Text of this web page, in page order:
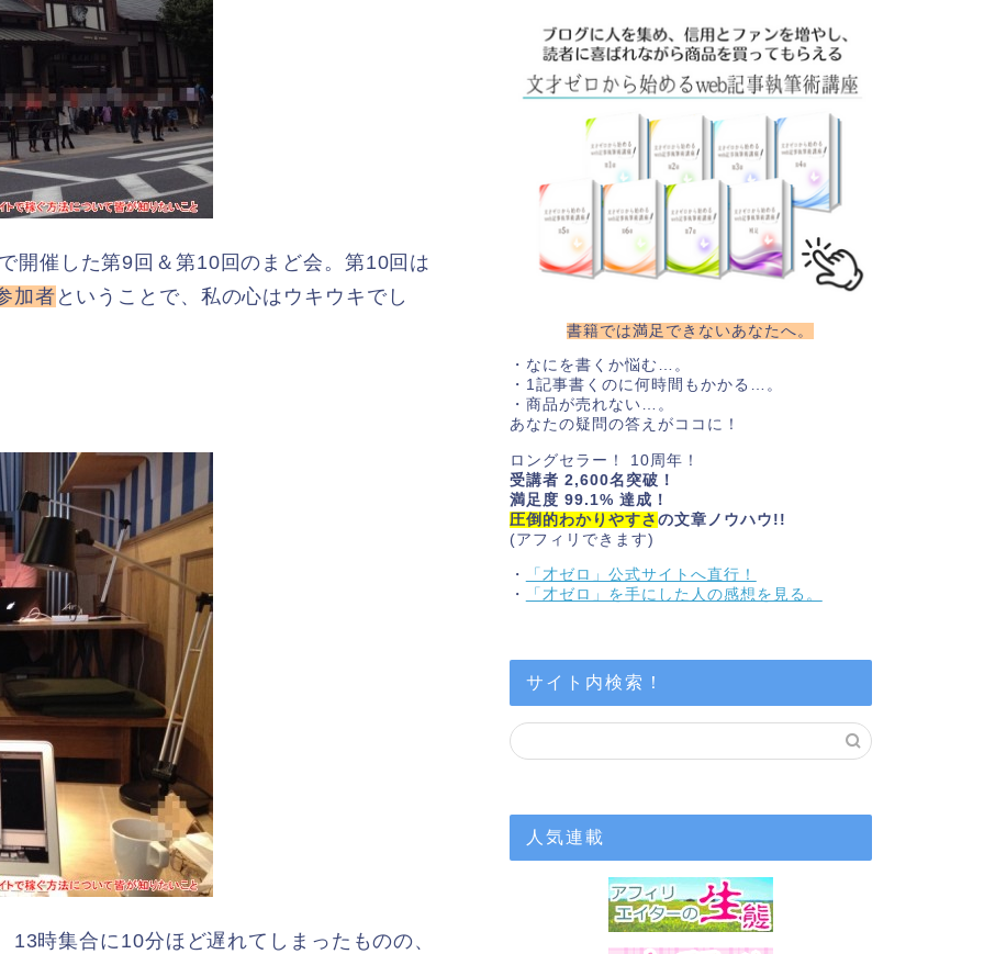
開催した第9回＆第10回のまど会。第10回は
加者 ということで、私の心はウキウキでし
13時集合に10分ほど遅れてしまったものの、
書籍では満足できないあなたへ。
・なにを書くか悩む…。
・1記事書くのに何時間もかかる…。
・商品が売れない…。
あなたの疑問の答えがココに！
ロングセラー！ 10周年！
受講者 2,600名突破！
満足度 99.1% 達成！
圧倒的わかりやすさ の文章ノウハウ!!
(アフィリできます)
・
「才ゼロ」公式サイトへ直行！
・
「才ゼロ」を手にした人の感想を見る。
サイト内検索！
人気連載